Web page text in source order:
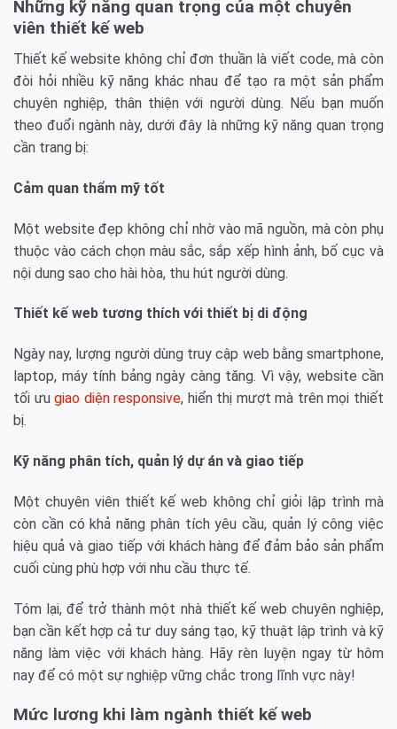
Những kỹ năng quan trọng của một chuyên
viên thiết kế web
Thiết kế website không chỉ đơn thuần là viết code, mà còn
đòi hỏi nhiều kỹ năng khác nhau để tạo ra một sản phẩm
chuyên nghiệp, thân thiện với người dùng. Nếu bạn muốn
theo đuổi ngành này, dưới đây là những kỹ năng quan trọng
cần trang bị:
Cảm quan thẩm mỹ tốt
Một website đẹp không chỉ nhờ vào mã nguồn, mà còn phụ
thuộc vào cách chọn màu sắc, sắp xếp hình ảnh, bố cục và
nội dung sao cho hài hòa, thu hút người dùng.
Thiết kế web tương thích với thiết bị di động
Ngày nay, lượng người dùng truy cập web bằng smartphone,
laptop, máy tính bảng ngày càng tăng. Vì vậy, website cần
tối ưugiao diện responsive, hiển thị mượt mà trên mọi thiết
bị.
Kỹ năng phân tích, quản lý dự án và giao tiếp
Một chuyên viên thiết kế web không chỉ giỏi lập trình mà
còn cần có khả năng phân tích yêu cầu, quản lý công việc
hiệu quả và giao tiếp với khách hàng để đảm bảo sản phẩm
cuối cùng phù hợp với nhu cầu thực tế.
Tóm lại, để trở thành một nhà thiết kế web chuyên nghiệp,
bạn cần kết hợp cả tư duy sáng tạo, kỹ thuật lập trình và kỹ
năng làm việc với khách hàng. Hãy rèn luyện ngay từ hôm
nay để có một sự nghiệp vững chắc trong lĩnh vực này!
Mức lương khi làm ngành thiết kế web